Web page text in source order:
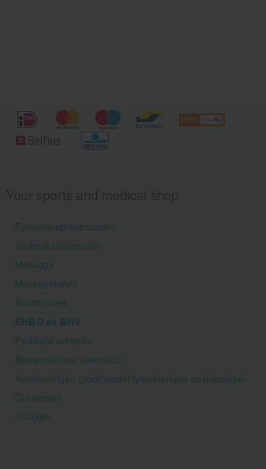
Fysiotherapieproducten
Verbruiksmaterialen
Massage
Massagetafels
Sportbraces
EHBO en BHV
Pedicure artikelen
Behandelstoel elektrisch
Aanbiedingen groothandel fysiotherapie en massage
Cursussen
Krukken